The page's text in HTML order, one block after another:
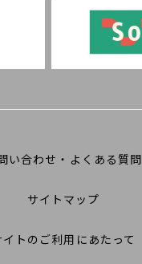
い合わせ・よくある質問
サイトマップ
イトのご利用にあたって